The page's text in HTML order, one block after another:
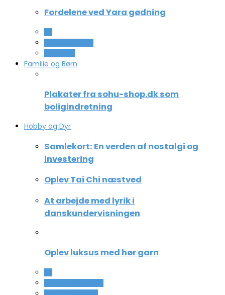
Fordelene ved Yara gødning
Familie og Børn
Plakater fra sohu-shop.dk som
boligindretning
Hobby og Dyr
Samlekort: En verden af nostalgi og
investering
Oplev Tai Chi næstved
At arbejde med lyrik i
danskundervisningen
Oplev luksus med hør garn